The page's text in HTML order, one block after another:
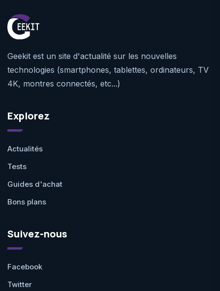
Geekit est un site d'actualité sur les nouvelles
technologies (smartphones, tablettes, ordinateurs, TV
4K, montres connectés, etc...)
Explorez
Actualités
Tests
Guides d'achat
Bons plans
Suivez-nous
Facebook
Twitter